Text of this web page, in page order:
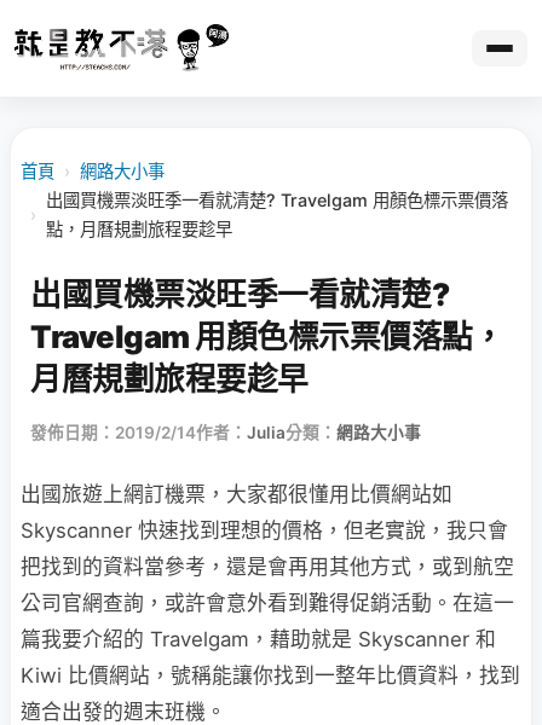
首頁 › 網路大小事
›
出國買機票淡旺季一看就清楚? Travelgam 用顏色標示票價落
點，月曆規劃旅程要趁早
出國買機票淡旺季一看就清楚?
Travelgam 用顏色標示票價落點，
月曆規劃旅程要趁早
發佈日期：2019/2/14作者： Julia分類： 網路大小事
出國旅遊上網訂機票，大家都很懂用比價網站如
Skyscanner 快速找到理想的價格，但老實說，我只會
把找到的資料當參考，還是會再用其他方式，或到航空
公司官網查詢，或許會意外看到難得促銷活動。在這一
篇我要介紹的 Travelgam，藉助就是 Skyscanner 和
Kiwi 比價網站，號稱能讓你找到一整年比價資料，找到
適合出發的週末班機。